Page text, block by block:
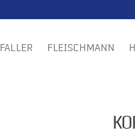
FALLER FLEISCHMANN